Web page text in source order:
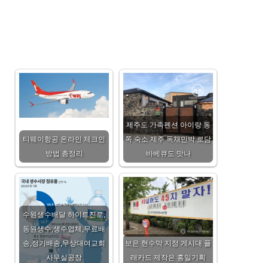
티웨이항공 온라인 체크인
방법 총정리
제주도 가족펜션 아이랑 동
쪽 숙소 제주 독채민박 로담
바베큐도 맛나
수원생수배달 하이트진로,
동원생수,생수업체,무료배
송,정기배송,무상대여교회
사무실공장
보은 현수막 지정 게시대 플
래카드 제작은 홍일기획